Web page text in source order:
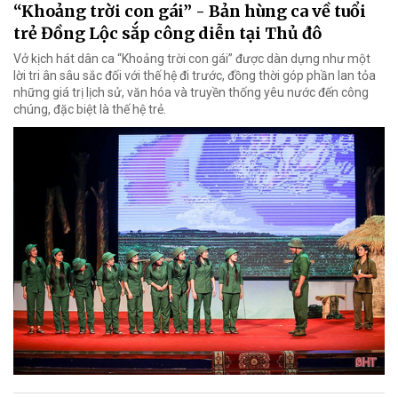
“Khoảng trời con gái” - Bản hùng ca về tuổi
trẻ Đồng Lộc sắp công diễn tại Thủ đô
Vở kịch hát dân ca “Khoảng trời con gái” được dàn dựng như một
lời tri ân sâu sắc đối với thế hệ đi trước, đồng thời góp phần lan tỏa
những giá trị lịch sử, văn hóa và truyền thống yêu nước đến công
chúng, đặc biệt là thế hệ trẻ.